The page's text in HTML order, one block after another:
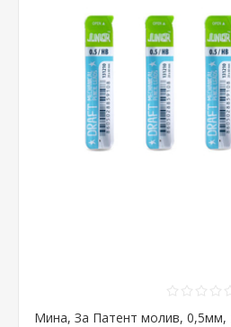
Мина, За Патент молив, 0,5мм,